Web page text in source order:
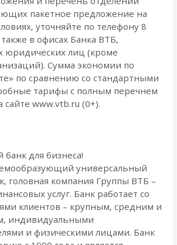
пакетное предложение на
уточняйте по телефону 8
в офисах Банка ВТБ,
юридических лиц (кроме
Сумма экономии по
по сравнению со стандартными
тарифы с полным перечнем
сайте www.vtb.ru (0+).
для бизнеса!
универсальный
головная компания Группы ВТБ –
услуг. Банк работает со
клиентов – крупным, средним и
индивидуальными
и физическими лицами. Банк